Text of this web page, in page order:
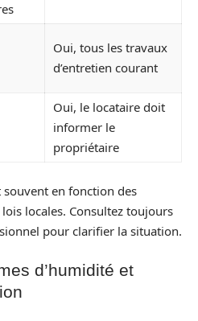
Oui, tous les travaux
d’entretien courant
Oui, le locataire doit
informer le
propriétaire
en fonction des
locales. Consultez toujours
pour clarifier la situation.
d’humidité et